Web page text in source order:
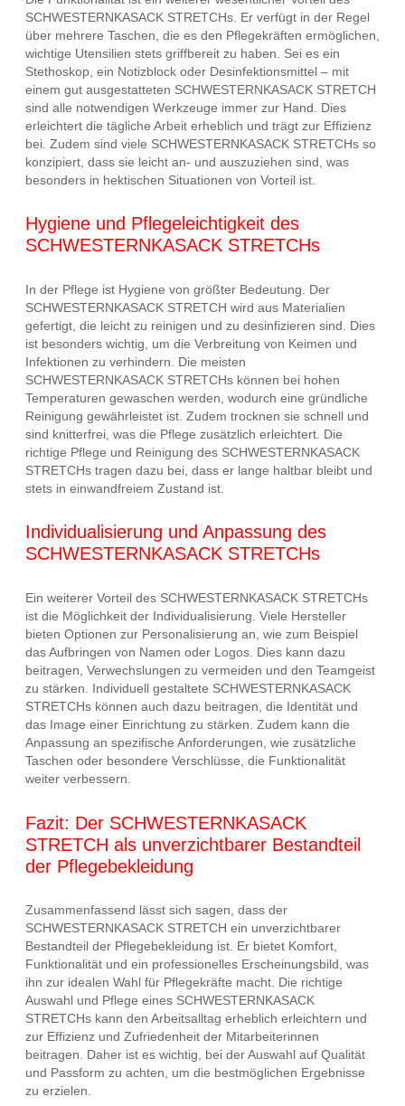
SCHWESTERNKASACK STRETCHs. Er verfügt in der Regel
über mehrere Taschen, die es den Pflegekräften ermöglichen,
wichtige Utensilien stets griffbereit zu haben. Sei es ein
Stethoskop, ein Notizblock oder Desinfektionsmittel – mit
einem gut ausgestatteten SCHWESTERNKASACK STRETCH
sind alle notwendigen Werkzeuge immer zur Hand. Dies
erleichtert die tägliche Arbeit erheblich und trägt zur Effizienz
bei. Zudem sind viele SCHWESTERNKASACK STRETCHs so
konzipiert, dass sie leicht an- und auszuziehen sind, was
besonders in hektischen Situationen von Vorteil ist.
Hygiene und Pflegeleichtigkeit des
SCHWESTERNKASACK STRETCHs
In der Pflege ist Hygiene von größter Bedeutung. Der
SCHWESTERNKASACK STRETCH wird aus Materialien
gefertigt, die leicht zu reinigen und zu desinfizieren sind. Dies
ist besonders wichtig, um die Verbreitung von Keimen und
Infektionen zu verhindern. Die meisten
SCHWESTERNKASACK STRETCHs können bei hohen
Temperaturen gewaschen werden, wodurch eine gründliche
Reinigung gewährleistet ist. Zudem trocknen sie schnell und
sind knitterfrei, was die Pflege zusätzlich erleichtert. Die
richtige Pflege und Reinigung des SCHWESTERNKASACK
STRETCHs tragen dazu bei, dass er lange haltbar bleibt und
stets in einwandfreiem Zustand ist.
Individualisierung und Anpassung des
SCHWESTERNKASACK STRETCHs
Ein weiterer Vorteil des SCHWESTERNKASACK STRETCHs
ist die Möglichkeit der Individualisierung. Viele Hersteller
bieten Optionen zur Personalisierung an, wie zum Beispiel
das Aufbringen von Namen oder Logos. Dies kann dazu
beitragen, Verwechslungen zu vermeiden und den Teamgeist
zu stärken. Individuell gestaltete SCHWESTERNKASACK
STRETCHs können auch dazu beitragen, die Identität und
das Image einer Einrichtung zu stärken. Zudem kann die
Anpassung an spezifische Anforderungen, wie zusätzliche
Taschen oder besondere Verschlüsse, die Funktionalität
weiter verbessern.
Fazit: Der SCHWESTERNKASACK
STRETCH als unverzichtbarer Bestandteil
der Pflegebekleidung
Zusammenfassend lässt sich sagen, dass der
SCHWESTERNKASACK STRETCH ein unverzichtbarer
Bestandteil der Pflegebekleidung ist. Er bietet Komfort,
Funktionalität und ein professionelles Erscheinungsbild, was
ihn zur idealen Wahl für Pflegekräfte macht. Die richtige
Auswahl und Pflege eines SCHWESTERNKASACK
STRETCHs kann den Arbeitsalltag erheblich erleichtern und
zur Effizienz und Zufriedenheit der Mitarbeiterinnen
beitragen. Daher ist es wichtig, bei der Auswahl auf Qualität
und Passform zu achten, um die bestmöglichen Ergebnisse
zu erzielen.